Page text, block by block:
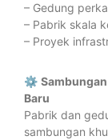
– Gedung
– Pabrik skala
– Proyek
⚙️
Baru
Pabrik dan
sambungan